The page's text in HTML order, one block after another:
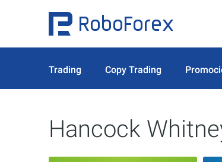
Trading Copy Trading
Hancock